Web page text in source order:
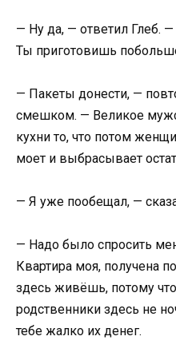
— Ну да, — ответил Глеб.
Ты приготовишь
— Пакеты донести, —
смешком. — Великое
кухни то, что потом
моет и выбрасывает
— Я уже пообещал, —
— Надо было спросить
Квартира моя, получена
здесь живёшь, потому
родственники здесь не
тебе жалко их денег.